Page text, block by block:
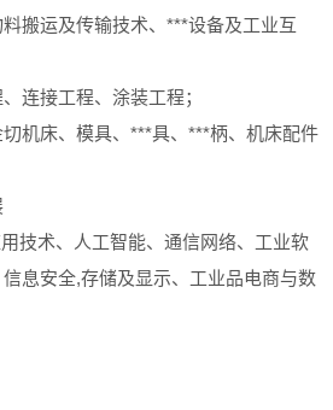
搬运及传输技术、***设备及工业互
连接工程、涂装工程；
机床、模具、***具、***柄、机床配件
技术、人工智能、通信网络、工业软
息安全,存储及显示、工业品电商与数